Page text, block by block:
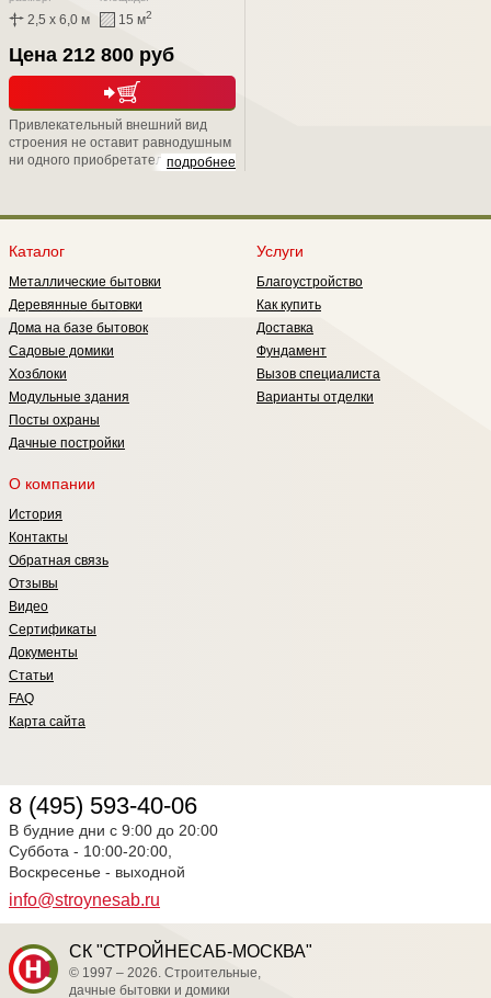
2,5 x 6,0 м 15 м2
Цена 212 800 руб
подробнее
Привлекательный внешний вид
строения не оставит равнодушным
ни одного приобретателя. Скрытый
уникальную возможность положить
обеспечить круглогодичное
Каталог
Металлические бытовки
Деревянные бытовки
Дома на базе бытовок
Садовые домики
Хозблоки
Модульные здания
Посты охраны
Дачные постройки
Услуги
Благоустройство
Как купить
Доставка
Фундамент
Вызов специалиста
Варианты отделки
О компании
История
Контакты
Обратная связь
Отзывы
Видео
Сертификаты
Документы
Статьи
FAQ
Карта сайта
8 (495) 593-40-06
В будние дни с 9:00 до 20:00
Суббота - 10:00-20:00,
Воскресенье - выходной
info@stroynesab.ru
СК "СТРОЙНЕСАБ-МОСКВА"
© 1997 – 2026. Строительные,
дачные бытовки и домики